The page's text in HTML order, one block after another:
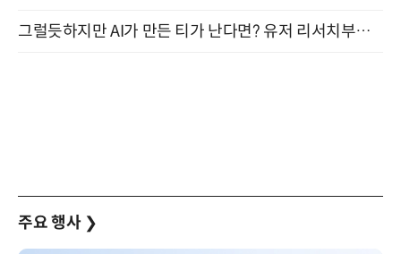
그럴듯하지만 AI가 만든 티가 난다면? 유저 리서치부터 배포까지! (9/15)
주요 행사 ❯